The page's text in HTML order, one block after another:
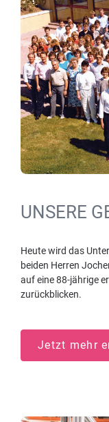
UNSERE
Heute wird das
beiden Herren
auf eine 88-jährige
zurückblicken.
Jetzt mehr